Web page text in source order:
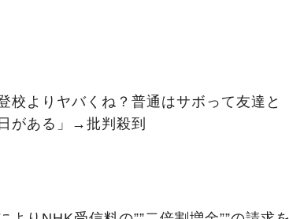
校よりヤバくね？普通はサボって友達と
がある」→批判殺到